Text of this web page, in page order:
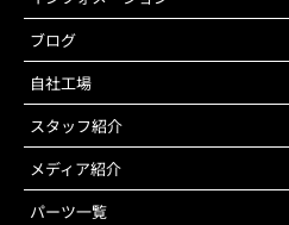
ブログ
自社工場
スタッフ紹介
メディア紹介
パーツ一覧